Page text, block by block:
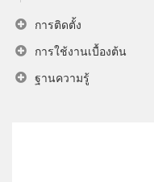
การติดตั้ง
การใช้งานเบื้องต้น
ฐานความรู้